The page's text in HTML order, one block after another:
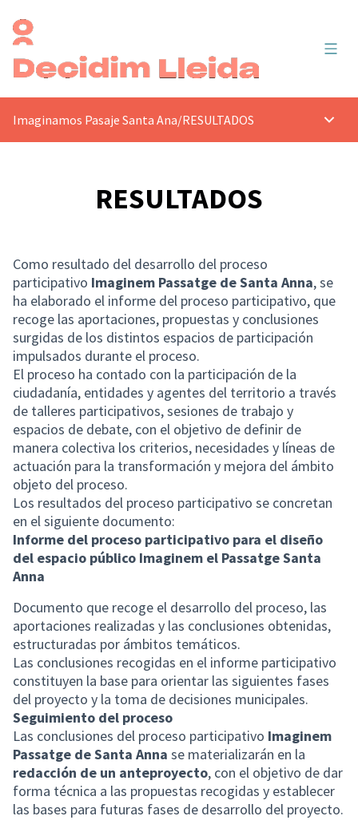
Imaginamos Pasaje Santa Ana/RESULTADOS
RESULTADOS
Como resultado del desarrollo del proceso
participativo Imaginem Passatge de Santa Anna, se
ha elaborado el informe del proceso participativo, que
recoge las aportaciones, propuestas y conclusiones
surgidas de los distintos espacios de participación
impulsados durante el proceso.
El proceso ha contado con la participación de la
ciudadanía, entidades y agentes del territorio a través
de talleres participativos, sesiones de trabajo y
espacios de debate, con el objetivo de definir de
manera colectiva los criterios, necesidades y líneas de
actuación para la transformación y mejora del ámbito
objeto del proceso.
Los resultados del proceso participativo se concretan
en el siguiente documento:
Informe del proceso participativo para el diseño
del espacio público Imaginem el Passatge Santa
Anna
Documento que recoge el desarrollo del proceso, las
aportaciones realizadas y las conclusiones obtenidas,
estructuradas por ámbitos temáticos.
Las conclusiones recogidas en el informe participativo
constituyen la base para orientar las siguientes fases
del proyecto y la toma de decisiones municipales.
Seguimiento del proceso
Las conclusiones del proceso participativo Imaginem
Passatge de Santa Anna se materializarán en la
redacción de un anteproyecto, con el objetivo de dar
forma técnica a las propuestas recogidas y establecer
las bases para futuras fases de desarrollo del proyecto.